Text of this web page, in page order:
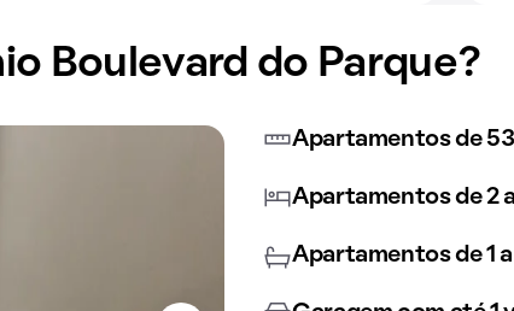
Boulevard do Parque?
Apartamentos de 53
Apartamentos de 2
Apartamentos de 1